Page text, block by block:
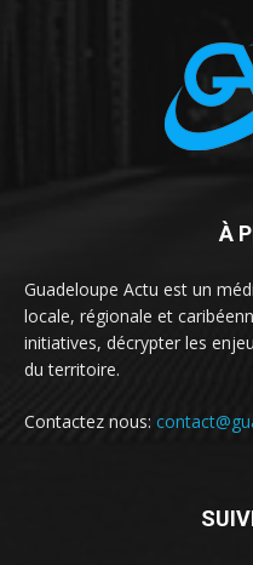
À
Guadeloupe Actu est un
locale, régionale et
initiatives, décrypter les
du territoire.
Contactez nous: